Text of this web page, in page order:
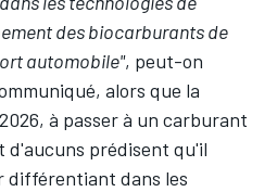
des biocarburants de
automobile", peut-on
alors que la
à passer à un carburant
d'aucuns prédisent qu'il
dans les